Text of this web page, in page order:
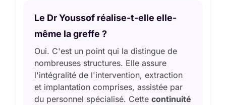
Le Dr Youssof réalise-t-elle elle-
même la greffe ?
Oui. C'est un point qui la distingue de
nombreuses structures. Elle assure
l'intégralité de l'intervention, extraction
et implantation comprises, assistée par
du personnel spécialisé. Cette continuité